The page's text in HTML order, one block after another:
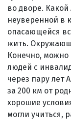
во дворе.
неуверенной в
опасающейся
жить.
Конечно, можно
людей с
через пару лет
за 200 км от
хорошие
могли учиться,